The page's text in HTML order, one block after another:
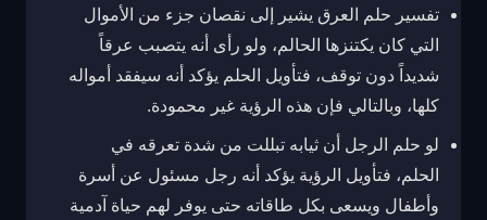
تفسير حلم العرق يشير إلى نقصان جزء من الأموال
التي كان يكتنزها الحالم، ولو رأى أنه يتصبب عرقاً
شديداً دون توقف، فتأويل الحلم يؤكد أنه سيفقد أمواله
كلها، وبالتالي فإن هذه الرؤية غير محمودة.
لو حلم الرجل أن ثيابه تبللت من شدة تعرقه في
الحلم، فتأويل الرؤية يؤكد أنه رجل مسئول عن أسرة
وأطفال ويسعى بكل طاقاته حتى يوفر لهم حياة آدمية